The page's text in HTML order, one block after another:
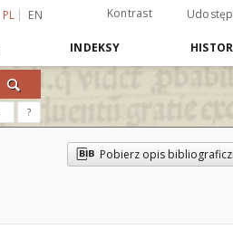
PL EN Kontrast
INDEKSY
?
Pobierz opis